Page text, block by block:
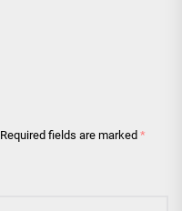
Required fields are marked *